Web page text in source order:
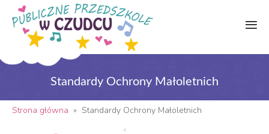
Standardy Ochrony Małoletnich
Strona główna » Standardy Ochrony Małoletnich